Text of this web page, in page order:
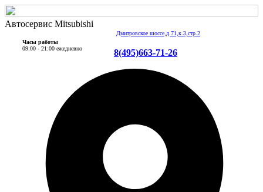
Автосервис Mitsubishi
Дмитровское шоссе,д.71,к.3,стр.2
Часы работы
09:00 - 21:00 ежедневно
8(495)663-71-26